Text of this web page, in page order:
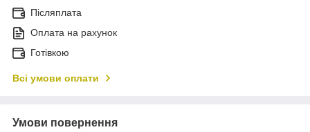
Післяплата
Оплата на рахунок
Готівкою
Всі умови оплати
Умови повернення